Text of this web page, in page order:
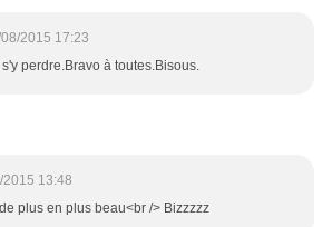
2015 17:23
s'y perdre.Bravo à toutes.Bisous.
2015 13:48
plus en plus beau<br /> Bizzzzz